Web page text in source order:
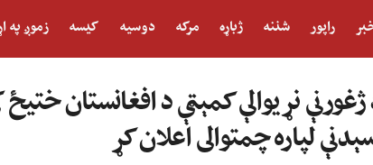
راپور شننه ژباړه مرکه دوسیه کیسه زموږ په
نړیوالې کمېټې د افغانستان
لپاره چمتوالی اعلان کړ